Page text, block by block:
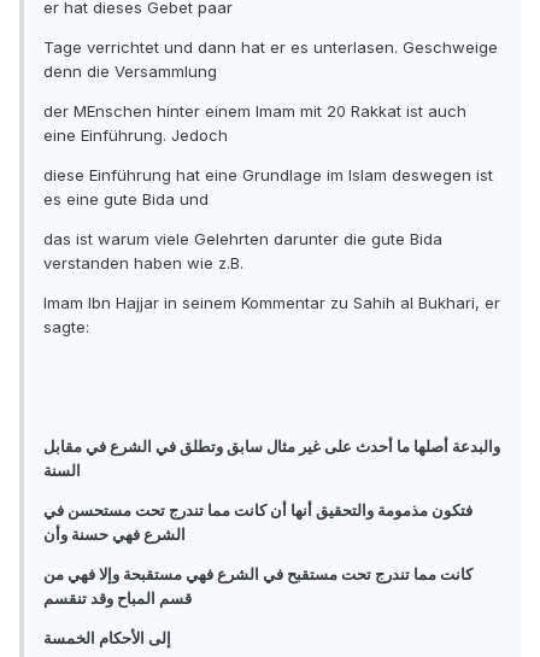
er hat dieses Gebet paar
Tage verrichtet und dann hat er es unterlasen. Geschweige
denn die Versammlung
der MEnschen hinter einem Imam mit 20 Rakkat ist auch
eine Einführung. Jedoch
diese Einführung hat eine Grundlage im Islam deswegen ist
es eine gute Bida und
das ist warum viele Gelehrten darunter die gute Bida
verstanden haben wie z.B.
Imam Ibn Hajjar in seinem Kommentar zu Sahih al Bukhari, er
sagte:
والبدعة أصلها ما أحدث على غير مثال سابق وتطلق في الشرع في مقابل
السنة
فتكون مذمومة والتحقيق أنها أن كانت مما تندرج تحت مستحسن في
الشرع فهي حسنة وأن
كانت مما تندرج تحت مستقبح في الشرع فهي مستقبحة وإلا فهي من
قسم المباح وقد تنقسم
إلى الأحكام الخمسة